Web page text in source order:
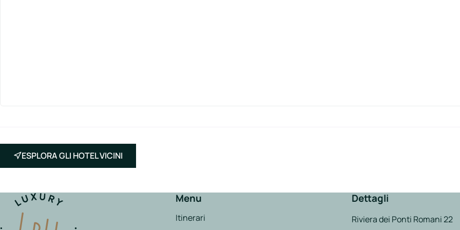
ESPLORA GLI HOTEL VICINI
Menu
Itinerari
Dettagli
Riviera dei Ponti Romani 22